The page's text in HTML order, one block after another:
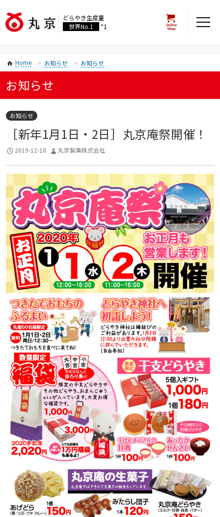
どらやき生産量
世界No.1
*1
Home お知らせ お知らせ
お知らせ
お知らせ
［新年1月1日・2日］丸京庵祭開催！
2019-12-18 丸京製菓株式会社